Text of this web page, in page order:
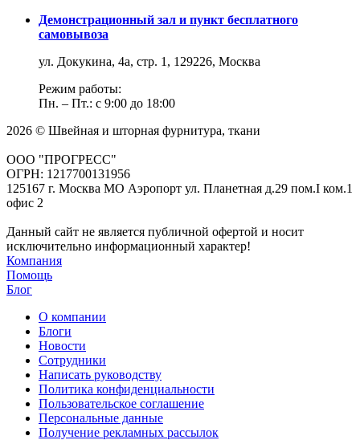
Демонстрационный зал и пункт бесплатного
самовывоза
ул. Докукина, 4а, стр. 1, 129226, Москва
Режим работы:
Пн. – Пт.: с 9:00 до 18:00
2026 © Швейная и шторная фурнитура, ткани
ООО "ПРОГРЕСС"
ОГРН: 1217700131956
125167 г. Москва МО Аэропорт ул. Планетная д.29 пом.I ком.1
офис 2
Данный сайт не является публичной офертой и носит
исключительно информационный характер!
Компания
Помощь
Блог
О компании
Блоги
Новости
Сотрудники
Написать руководству
Политика конфиденциальности
Пользовательское соглашение
Персональные данные
Получение рекламных рассылок